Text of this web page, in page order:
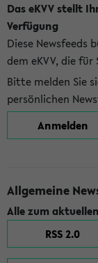
Das eKVV stellt
Verfügung
Diese Newsfeeds
dem eKVV, die
Bitte melden Sie
persönlichen
Anmelden
Allgemeine
Alle zum
RSS 2.0